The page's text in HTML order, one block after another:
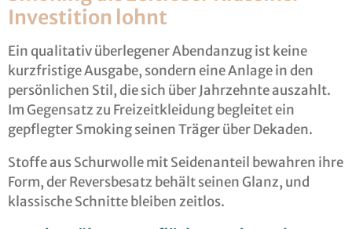
Investition lohnt
Ein qualitativ überlegener Abendanzug ist keine
kurzfristige Ausgabe, sondern eine Anlage in den
persönlichen Stil, die sich über Jahrzehnte auszahlt.
Im Gegensatz zu Freizeitkleidung begleitet ein
gepflegter Smoking seinen Träger über Dekaden.
Stoffe aus Schurwolle mit Seidenanteil bewahren ihre
Form, der Reversbesatz behält seinen Glanz, und
klassische Schnitte bleiben zeitlos.